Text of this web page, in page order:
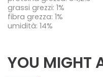
grassi grezzi: 1%
fibra grezza: 1%
umidità: 14%
YOU MIGHT